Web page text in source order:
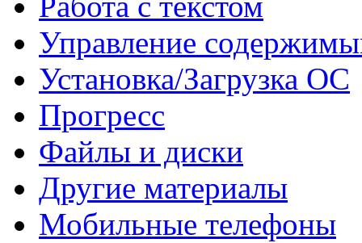
Управление
Установка/Загрузка ОС
Прогресс
Файлы и диски
Другие материалы
Мобильные телефоны